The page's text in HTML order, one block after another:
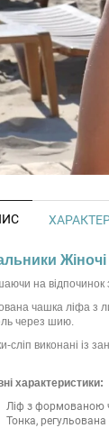
на відпочинок
чашка ліфа з
через шию.
сліп виконані із
характеристики:
Ліф з формованою
Тонка,